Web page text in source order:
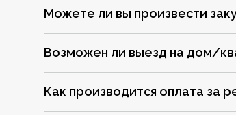
Можете ли вы произвести
Возможен ли выезд на дом/
Как производится оплата за